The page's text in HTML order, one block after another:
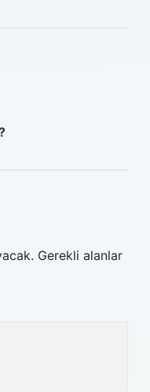
Gerekli alanlar